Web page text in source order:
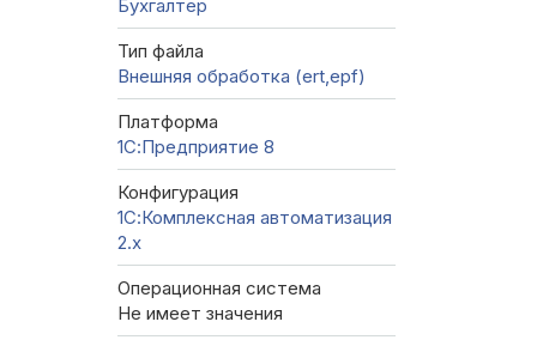
Бухгалтер
Тип файла
Внешняя обработка (ert,epf)
Платформа
1С:Предприятие 8
Конфигурация
1С:Комплексная автоматизация
2.х
Операционная система
Не имеет значения